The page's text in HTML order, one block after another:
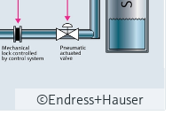
©Endress+Hauser